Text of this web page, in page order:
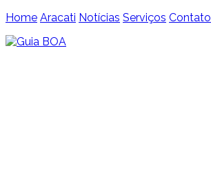
Home Aracati Notícias Serviços Contato